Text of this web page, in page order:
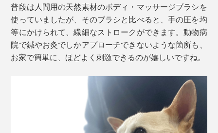
普段は人間用の天然素材のボディ・マッサージブラシを
使っていましたが、そのブラシと比べると、手の圧を均
等にかけられて、繊細なストロークができます。動物病
院で鍼やお灸でしかアプローチできないような箇所も、
お家で簡単に、ほどよく刺激できるのが嬉しいですね。